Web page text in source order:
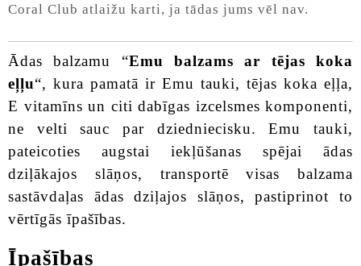
Coral Club atlaižu karti, ja tādas jums vēl nav.
Ādas balzamu “Emu balzams ar tējas koka
eļļu“, kura pamatā ir Emu tauki, tējas koka eļļa,
E vitamīns un citi dabīgas izcelsmes komponenti,
ne velti sauc par dziedniecisku. Emu tauki,
pateicoties augstai iekļūšanas spējai ādas
dziļākajos slāņos, transportē visas balzama
sastāvdaļas ādas dziļajos slāņos, pastiprinot to
vērtīgās īpašības.
Īpašības